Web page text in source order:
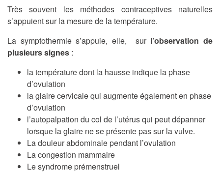
Très souvent les méthodes contraceptives naturelles
s’appuient sur la mesure de la température.
La symptothermie s’appuie, elle, sur l’observation de
plusieurs signes :
la température dont la hausse indique la phase
d’ovulation
la glaire cervicale qui augmente également en phase
d’ovulation
l’autopalpation du col de l’utérus qui peut dépanner
lorsque la glaire ne se présente pas sur la vulve.
La douleur abdominale pendant l’ovulation
La congestion mammaire
Le syndrome prémenstruel